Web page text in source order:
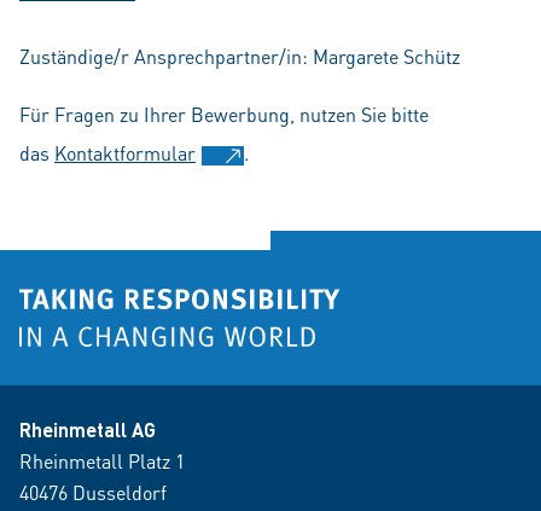
Zuständige/r Ansprechpartner/in: Margarete Schütz
Für Fragen zu Ihrer Bewerbung, nutzen Sie bitte
das Kontaktformular .
Rheinmetall AG
Rheinmetall Platz 1
40476 Dusseldorf